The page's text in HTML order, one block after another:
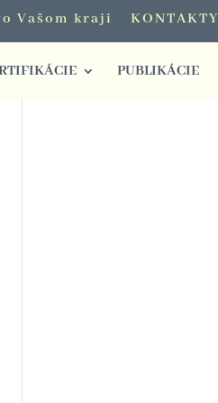
Vašom kraji KONTAKTY
PUBLIKÁCIE